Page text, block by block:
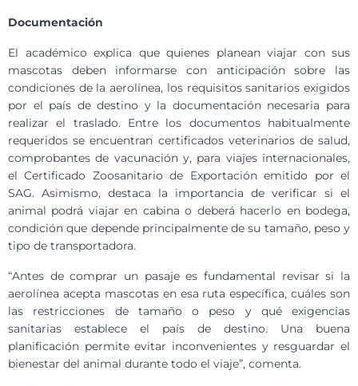
Documentación
El académico explica que quienes planean viajar con sus
mascotas deben informarse con anticipación sobre las
condiciones de la aerolínea, los requisitos sanitarios exigidos
por el país de destino y la documentación necesaria para
realizar el traslado. Entre los documentos habitualmente
requeridos se encuentran certificados veterinarios de salud,
comprobantes de vacunación y, para viajes internacionales,
el Certificado Zoosanitario de Exportación emitido por el
SAG. Asimismo, destaca la importancia de verificar si el
animal podrá viajar en cabina o deberá hacerlo en bodega,
condición que depende principalmente de su tamaño, peso y
tipo de transportadora.
“Antes de comprar un pasaje es fundamental revisar si la
aerolínea acepta mascotas en esa ruta específica, cuáles son
las restricciones de tamaño o peso y qué exigencias
sanitarias establece el país de destino. Una buena
planificación permite evitar inconvenientes y resguardar el
bienestar del animal durante todo el viaje”, comenta.